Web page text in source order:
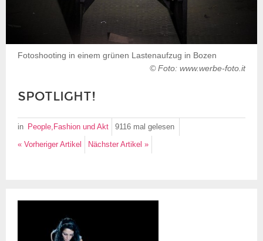
Fotoshooting in einem grünen Lastenaufzug in Bozen
© Foto: www.werbe-foto.it
SPOTLIGHT!
in People,Fashion und Akt 9116 mal gelesen
« Vorheriger Artikel
Nächster Artikel »